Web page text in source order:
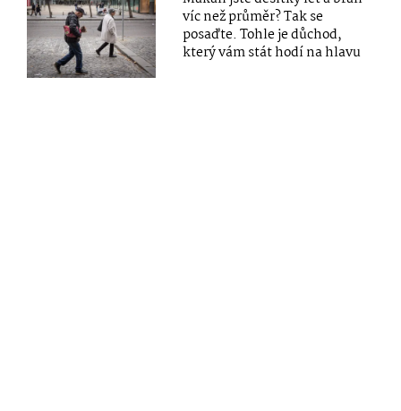
víc než průměr? Tak se
posaďte. Tohle je důchod,
který vám stát hodí na hlavu